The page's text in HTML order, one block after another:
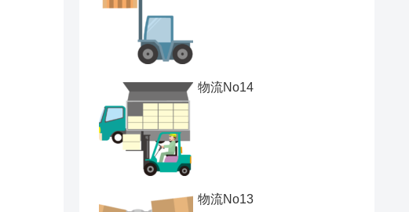
物流No14
物流No13